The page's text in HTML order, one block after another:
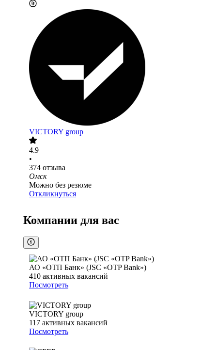
VICTORY group
4.9
•
374 отзыва
Омск
Можно без резюме
Откликнуться
Компании для вас
АО «ОТП Банк» (JSC «OTP Bank»)
410 активных вакансий
Посмотреть
VICTORY group
117 активных вакансий
Посмотреть